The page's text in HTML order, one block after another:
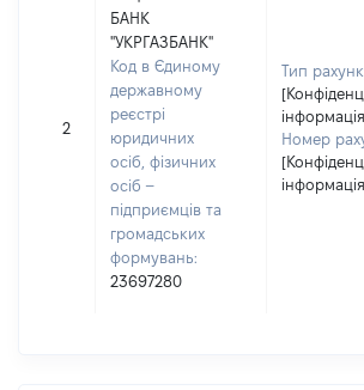
2
БАНК
"УКРГАЗБАНК"
Код в Єдиному
державному
реєстрі
юридичних
осіб, фізичних
осіб –
підприємців та
громадських
формувань:
23697280
Тип
Номер